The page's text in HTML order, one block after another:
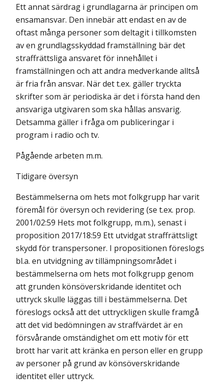
Ett annat särdrag i grundlagarna är principen om
ensamansvar. Den innebär att endast en av de
oftast många personer som deltagit i tillkomsten
av en grundlagsskyddad framställning bär det
straffrättsliga ansvaret för innehållet i
framställningen och att andra medverkande alltså
är fria från ansvar. När det t.ex. gäller tryckta
skrifter som är periodiska är det i första hand den
ansvariga utgivaren som ska hållas ansvarig.
Detsamma gäller i fråga om publiceringar i
program i radio och tv.
Pågående arbeten m.m.
Tidigare översyn
Bestämmelserna om hets mot folkgrupp har varit
föremål för översyn och revidering (se t.ex. prop.
2001/02:59 Hets mot folkgrupp, m.m.), senast i
proposition 2017/18:59 Ett utvidgat straffrättsligt
skydd för transpersoner. I propositionen föreslogs
bl.a. en utvidgning av tillämpningsområdet i
bestämmelserna om hets mot folkgrupp genom
att grunden könsöverskridande identitet och
uttryck skulle läggas till i bestämmelserna. Det
föreslogs också att det uttryckligen skulle framgå
att det vid bedömningen av straffvärdet är en
försvårande omständighet om ett motiv för ett
brott har varit att kränka en person eller en grupp
av personer på grund av könsöverskridande
identitet eller uttryck.